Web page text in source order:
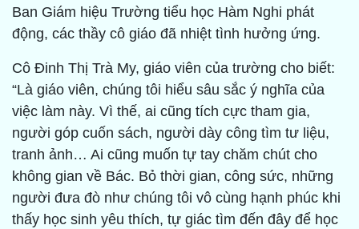
Ban Giám hiệu Trường tiểu học Hàm Nghi phát
động, các thầy cô giáo đã nhiệt tình hưởng ứng.
Cô Đinh Thị Trà My, giáo viên của trường cho biết:
“Là giáo viên, chúng tôi hiểu sâu sắc ý nghĩa của
việc làm này. Vì thế, ai cũng tích cực tham gia,
người góp cuốn sách, người dày công tìm tư liệu,
tranh ảnh… Ai cũng muốn tự tay chăm chút cho
không gian về Bác. Bỏ thời gian, công sức, những
người đưa đò như chúng tôi vô cùng hạnh phúc khi
thấy học sinh yêu thích, tự giác tìm đến đây để học